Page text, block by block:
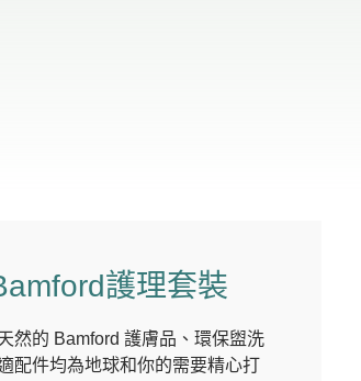
護理套裝
然的 Bamford 護膚品、環保盥洗
配件均為地球和你的需要精心打